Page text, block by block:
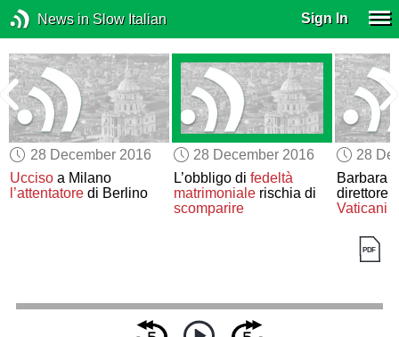
News in Slow Italian Sign In
28 December 2016
Ucciso a Milano
l’attentatore di Berlino
28 December 2016
L’obbligo di fedeltà
matrimonialerischia di
scomparire
28
Barbara
direttore
Vaticani